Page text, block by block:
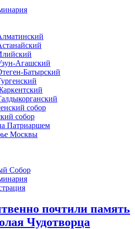
Агашский
Батырский
собор
собор
Патриаршем
Москвы
Собор
почтили память
Чудотворца